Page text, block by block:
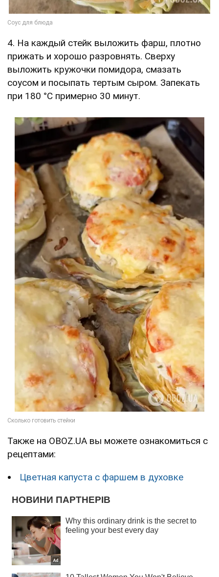
4. На каждый стейк выложить фарш, плотно
прижать и хорошо разровнять. Сверху
выложить кружочки помидора, смазать
соусом и посыпать тертым сыром. Запекать
при 180 °C примерно 30 минут.
Также на OBOZ.UA вы можете ознакомиться с
рецептами:
Цветная капуста с фаршем в духовке